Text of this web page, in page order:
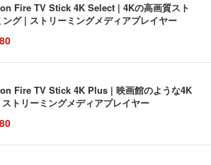
Fire TV Stick 4K Select | 4Kの高画質スト
ング | ストリーミングメディアプレイヤー
Fire TV Stick 4K Plus | 映画館のような4K
トリーミングメディアプレイヤー